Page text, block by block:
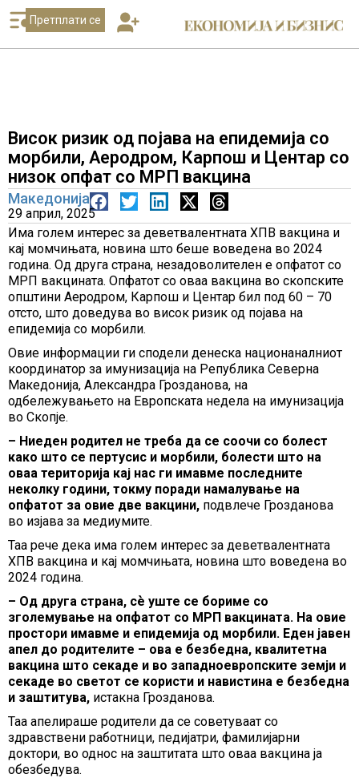
Претплати се
Висок ризик од појава на епидемија со
морбили, Аеродром, Карпош и Центар со
низок опфат со МРП вакцина
Македонија
29 април, 2025
Има голем интерес за деветвалентната ХПВ вакцина и
кај момчињата, новина што беше воведена во 2024
година. Од друга страна, незадоволителен е опфатот со
МРП вакцината. Опфатот со оваа вакцина во скопските
општини Аеродром, Карпош и Центар бил под 60 – 70
отсто, што доведува во висок ризик од појава на
епидемија со морбили.
Овие информации ги сподели денеска национаналниот
координатор за имунизација на Република Северна
Македонија, Александра Грозданова, на
одбележувањето на Европската недела на имунизација
во Скопје.
– Ниеден родител не треба да се соочи со болест
како што се пертусис и морбили, болести што на
оваа територија кај нас ги имавме последните
неколку години, токму поради намалување на
опфатот за овие две вакцини, подвлече Грозданова
во изјава за медиумите.
Таа рече дека има голем интерес за деветвалентната
ХПВ вакцина и кај момчињата, новина што воведена во
2024 година.
– Од друга страна, сѐ уште се бориме со
зголемување на опфатот со МРП вакцината. На овие
простори имавме и епидемија од морбили. Еден јавен
апел до родителите – ова е безбедна, квалитетна
вакцина што секаде и во западноевропските земји и
секаде во светот се користи и навистина е безбедна
и заштитува, истакна Грозданова.
Таа апелираше родители да се советуваат со
здравствени работници, педијатри, фамилијарни
доктори, во однос на заштитата што оваа вакцина ја
обезбедува.